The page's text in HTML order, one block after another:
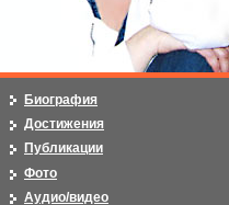
Биография
Достижения
Публикации
Фото
Аудио/видео